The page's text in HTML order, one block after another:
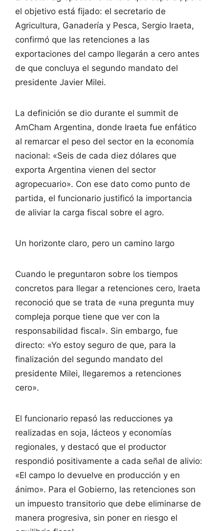
el objetivo está fijado: el secretario de
Agricultura, Ganadería y Pesca, Sergio Iraeta,
confirmó que las retenciones a las
exportaciones del campo llegarán a cero antes
de que concluya el segundo mandato del
presidente Javier Milei.
La definición se dio durante el summit de
AmCham Argentina, donde Iraeta fue enfático
al remarcar el peso del sector en la economía
nacional: «Seis de cada diez dólares que
exporta Argentina vienen del sector
agropecuario». Con ese dato como punto de
partida, el funcionario justificó la importancia
de aliviar la carga fiscal sobre el agro.
Un horizonte claro, pero un camino largo
Cuando le preguntaron sobre los tiempos
concretos para llegar a retenciones cero, Iraeta
reconoció que se trata de «una pregunta muy
compleja porque tiene que ver con la
responsabilidad fiscal». Sin embargo, fue
directo: «Yo estoy seguro de que, para la
finalización del segundo mandato del
presidente Milei, llegaremos a retenciones
cero».
El funcionario repasó las reducciones ya
realizadas en soja, lácteos y economías
regionales, y destacó que el productor
respondió positivamente a cada señal de alivio:
«El campo lo devuelve en producción y en
ánimo». Para el Gobierno, las retenciones son
un impuesto transitorio que debe eliminarse de
manera progresiva, sin poner en riesgo el